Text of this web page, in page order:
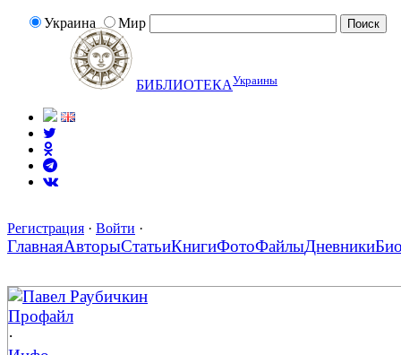
Украина Мир
БИБЛИОТЕКАУкраины
Регистрация · Войти ·
ГлавнаяАвторыСтатьиКнигиФотоФайлыДневники
Павел Раубичкин
Профайл
·